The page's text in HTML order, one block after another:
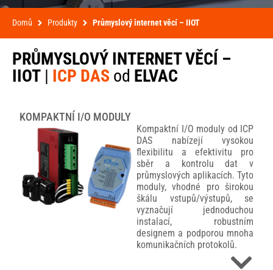
Domů Produkty Průmyslový internet věcí – IIOT
PRŮMYSLOVÝ INTERNET VĚCÍ –
IIOT | ICP DAS od ELVAC
KOMPAKTNÍ I/O MODULY
Kompaktní I/O moduly od ICP
DAS nabízejí vysokou
flexibilitu a efektivitu pro
sběr a kontrolu dat v
průmyslových aplikacích. Tyto
moduly, vhodné pro širokou
škálu vstupů/výstupů, se
vyznačují jednoduchou
instalací, robustním
designem a podporou mnoha
komunikačních protokolů.